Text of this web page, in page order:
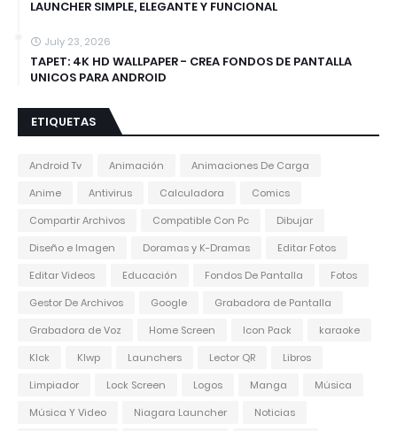
LAUNCHER SIMPLE, ELEGANTE Y FUNCIONAL
July 23, 2026
TAPET: 4K HD WALLPAPER - CREA FONDOS DE PANTALLA
UNICOS PARA ANDROID
ETIQUETAS
Android Tv Animación
Animaciones De Carga
Anime
Antivirus Calculadora
Comics
Compartir Archivos
Compatible Con Pc
Dibujar
Diseño e Imagen
Doramas y K-Dramas
Editar Fotos
Editar Videos
Educación Fondos De Pantalla
Fotos
Gestor De Archivos
Google
Grabadora de Pantalla
Grabadora de Voz
Home Screen Icon Pack
karaoke
Klck
Klwp Launchers Lector QR
Libros
Limpiador
Lock Screen Logos Manga
Música
Música Y Video
Niagara Launcher
Noticias